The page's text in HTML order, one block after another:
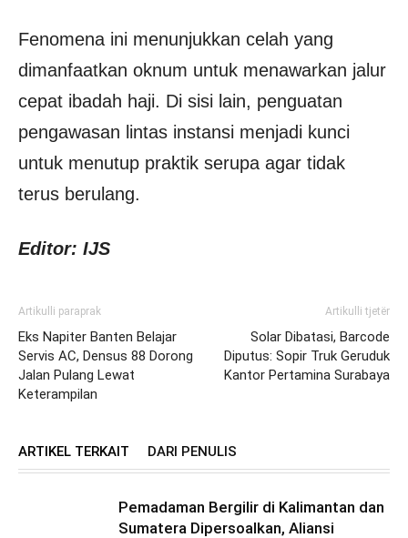
Fenomena ini menunjukkan celah yang
dimanfaatkan oknum untuk menawarkan jalur
cepat ibadah haji. Di sisi lain, penguatan
pengawasan lintas instansi menjadi kunci
untuk menutup praktik serupa agar tidak
terus berulang.
Editor: IJS
Artikulli paraprak
Eks Napiter Banten Belajar
Servis AC, Densus 88 Dorong
Jalan Pulang Lewat
Keterampilan
Artikulli tjetër
Solar Dibatasi, Barcode
Diputus: Sopir Truk Geruduk
Kantor Pertamina Surabaya
ARTIKEL TERKAIT DARI PENULIS
Pemadaman Bergilir di Kalimantan dan
Sumatera Dipersoalkan, Aliansi